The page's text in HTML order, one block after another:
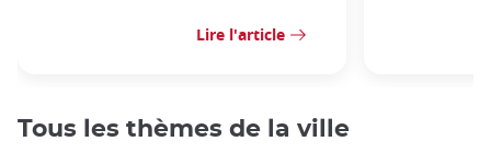
Lire l'article
Tous les thèmes de la ville